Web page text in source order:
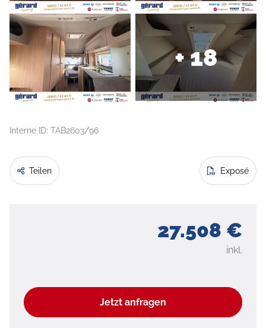
+ 18
Interne ID: TAB2603/96
Teilen Exposé
27.508 €
inkl.
Jetzt anfragen